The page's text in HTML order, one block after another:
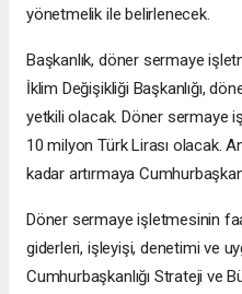
yönetmelik ile belirlenecek.
Başkanlık, döner sermaye
İklim Değişikliği Başkanlığı,
yetkili olacak. Döner sermaye
10 milyon Türk Lirası olacak.
kadar artırmaya
Döner sermaye işletmesinin
giderleri, işleyişi, denetimi ve
Cumhurbaşkanlığı Strateji ve